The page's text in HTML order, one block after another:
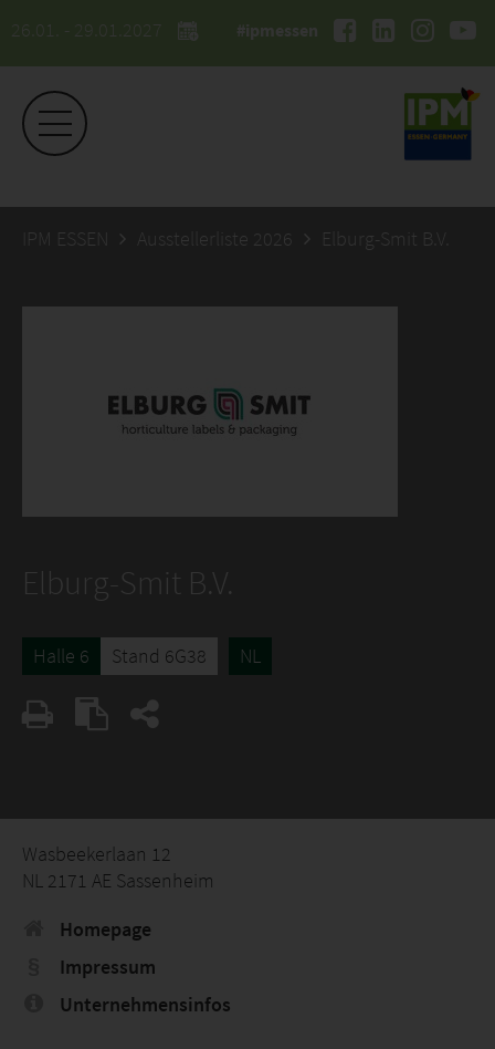
26.01. - 29.01.2027 #ipmessen
IPM ESSEN Ausstellerliste 2026 Elburg-Smit B.V.
Elburg-Smit B.V.
Halle 6 Stand 6G38 NL
Wasbeekerlaan 12
NL 2171 AE Sassenheim
Homepage
Impressum
Unternehmensinfos